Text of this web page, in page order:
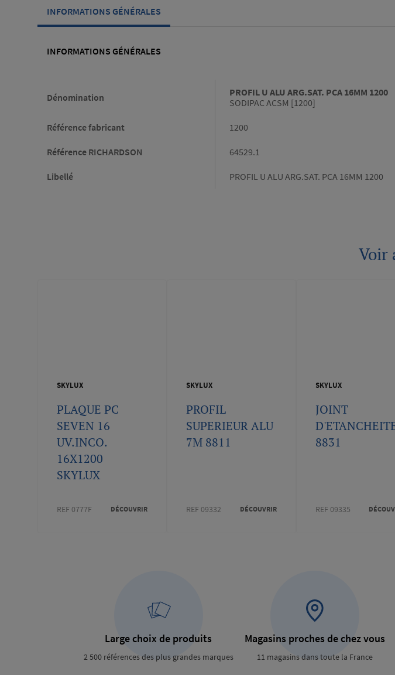
INFORMATIONS GÉNÉRALES
INFORMATIONS GÉNÉRALES
Dénomination
PROFIL U ALU ARG.SAT. PCA 16MM 1200
SODIPAC ACSM [1200]
Référence fabricant 1200
Référence RICHARDSON 64529.1
Libellé PROFIL U ALU ARG.SAT. PCA 16MM 1200
Voir
SKYLUX
PLAQUE PC
SEVEN 16
UV.INCO.
16X1200
SKYLUX
REF 0777F DÉCOUVRIR
SKYLUX
PROFIL
SUPERIEUR ALU
7M 8811
REF 09332 DÉCOUVRIR
SKYLUX
JOINT
8831
REF 09335
Large choix de produits
2 500 références des plus grandes marques
Magasins proches de chez vous
11 magasins dans toute la France